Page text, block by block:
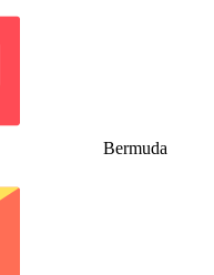
Bermuda